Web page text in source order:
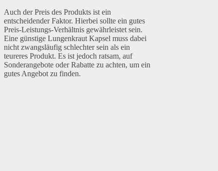
Auch der Preis des Produkts ist ein
entscheidender Faktor. Hierbei sollte ein gutes
Preis-Leistungs-Verhältnis gewährleistet sein.
Eine günstige Lungenkraut Kapsel muss dabei
nicht zwangsläufig schlechter sein als ein
teureres Produkt. Es ist jedoch ratsam, auf
Sonderangebote oder Rabatte zu achten, um ein
gutes Angebot zu finden.